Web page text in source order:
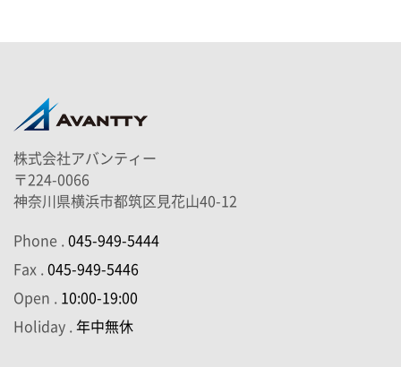
株式会社アバンティー
〒224-0066
神奈川県横浜市都筑区見花山40-12
Phone .045-949-5444
Fax .045-949-5446
Open . 10:00-19:00
Holiday .年中無休